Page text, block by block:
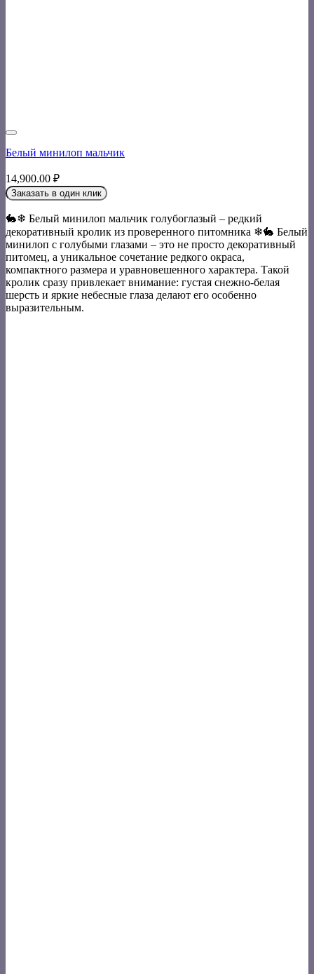
Белый минилоп мальчик
14,900.00 ₽
Заказать в один клик
🐇❄ Белый минилоп мальчик голубоглазый – редкий
декоративный кролик из проверенного питомника ❄🐇 Белый
минилоп с голубыми глазами – это не просто декоративный
питомец, а уникальное сочетание редкого окраса,
компактного размера и уравновешенного характера. Такой
кролик сразу привлекает внимание: густая снежно-белая
шерсть и яркие небесные глаза делают его особенно
выразительным.